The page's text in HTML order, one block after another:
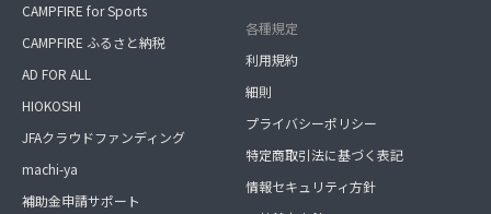
CAMPFIRE for Sports
CAMPFIRE ふるさと納税
AD FOR ALL
HIOKOSHI
JFAクラウドファンディング
machi-ya
補助金申請サポート
各種規定
利用規約
細則
プライバシーポリシー
特定商取引法に基づく表記
情報セキュリティ方針